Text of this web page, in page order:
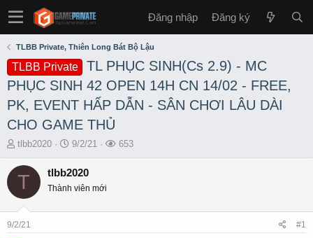
Đăng nhập Đăng ký
TLBB Private, Thiên Long Bát Bộ Lậu
TLBB Private
TL PHỤC SINH(Cs 2.9) - MC
PHỤC SINH 42 OPEN 14H CN 14/02 - FREE,
PK, EVENT HẤP DẪN - SÂN CHƠI LÂU DÀI
CHO GAME THỦ
T
r
s
tlbb2020
S
a
9/2/21
L
653
T tlbb2020
Thành viên mới
9/2/21 #1